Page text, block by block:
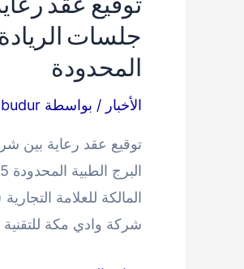
التعاون
جلسات
المحدودة
الأخبار / بواسطة
توقيع عقد رعاية بين
المالكة للعلامة
شركة وادي مكة